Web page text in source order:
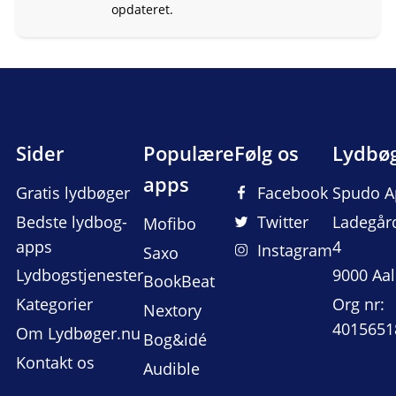
opdateret.
Sider
Gratis lydbøger
Bedste lydbog-
apps
Lydbogstjenester
Kategorier
Om Lydbøger.nu
Kontakt os
Populære
apps
Mofibo
Saxo
BookBeat
Nextory
Bog&idé
Audible
Følg os
Facebook
Twitter
Instagram
Spudo
4
9000
Org nr: